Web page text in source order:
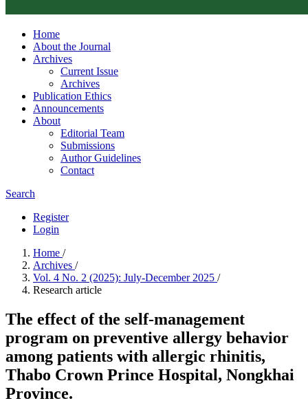
Home
About the Journal
Archives
Current Issue
Archives
Publication Ethics
Announcements
About
Editorial Team
Submissions
Author Guidelines
Contact
Search
Register
Login
Home /
Archives /
Vol. 4 No. 2 (2025): July-December 2025 /
Research article
The effect of the self-management
program on preventive allergy behavior
among patients with allergic rhinitis,
Thabo Crown Prince Hospital, Nongkhai
Province.